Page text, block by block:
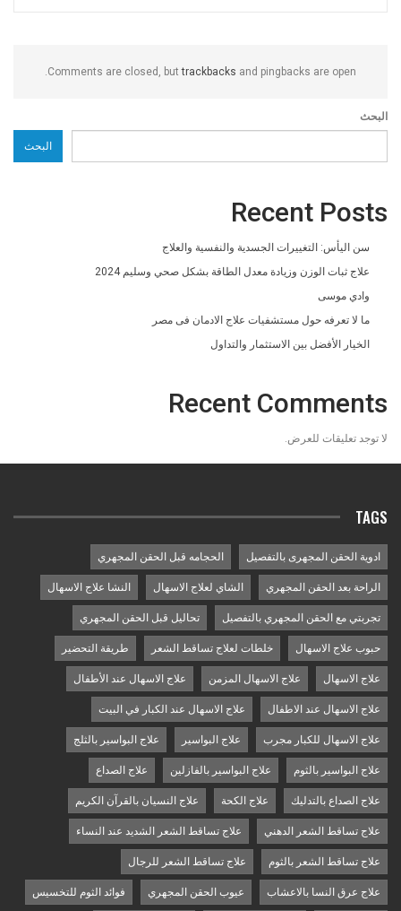
Comments are closed, buttrackbacks and pingbacks are open.
البحث
البحث
Recent Posts
سن اليأس: التغييرات الجسدية والنفسية والعلاج
علاج ثبات الوزن وزيادة معدل الطاقة بشكل صحي وسليم 2024
وادي موسى
ما لا تعرفه حول مستشفيات علاج الادمان فى مصر
الخيار الأفضل بين الاستثمار والتداول
Recent Comments
لا توجد تعليقات للعرض.
TAGS
ادوية الحقن المجهرى بالتفصيل الحجامه قبل الحقن المجهري
الراحة بعد الحقن المجهري الشاي لعلاج الاسهال النشا علاج الاسهال
تجربتي مع الحقن المجهري بالتفصيل تحاليل قبل الحقن المجهري
حبوب علاج الاسهال خلطات لعلاج تساقط الشعر طريقة التحضير
علاج الاسهال علاج الاسهال المزمن علاج الاسهال عند الأطفال
علاج الاسهال عند الاطفال علاج الاسهال عند الكبار في البيت
علاج الاسهال للكبار مجرب علاج البواسير علاج البواسير بالثلج
علاج البواسير بالثوم علاج البواسير بالفازلين علاج الصداع
علاج الصداع بالتدليك علاج الكحة علاج النسيان بالقرآن الكريم
علاج تساقط الشعر الدهني علاج تساقط الشعر الشديد عند النساء
علاج تساقط الشعر بالثوم علاج تساقط الشعر للرجال
علاج عرق النسا بالاعشاب عيوب الحقن المجهري فوائد الثوم للتخسيس